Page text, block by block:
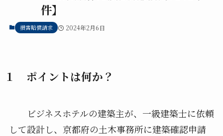
件】
損害賠償請求 2024年2月6日
１ ポイントは何か？
ビジネスホテルの建築主が、一級建築士に依頼
して設計し、京都府の土木事務所に建築確認申請